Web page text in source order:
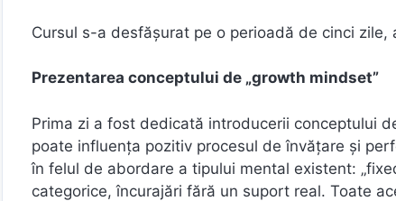
Cursul s-a desfășurat pe o perioadă de cinci zile,
Prezentarea conceptului de „growth mindset”
Prima zi a fost dedicată introducerii conceptului
poate influența pozitiv procesul de învățare și
în felul de abordare a tipului mental existent:
categorice, încurajări fără un suport real. Toate